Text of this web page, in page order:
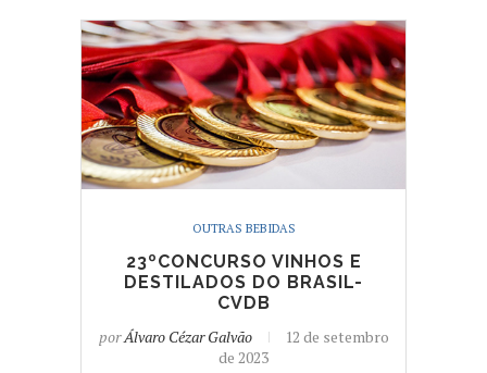
OUTRAS BEBIDAS
23ºCONCURSO VINHOS E
DESTILADOS DO BRASIL-
CVDB
porÁlvaro Cézar Galvão
12 de setembro
de 2023